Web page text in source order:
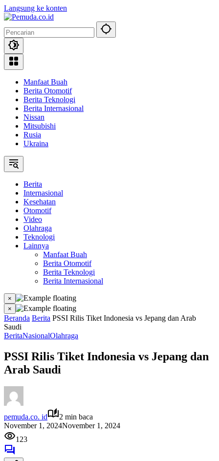
Langsung ke konten
Manfaat Buah
Berita Otomotif
Berita Teknologi
Berita Internasional
Nissan
Mitsubishi
Rusia
Ukraina
Berita
Internasional
Kesehatan
Otomotif
Video
Olahraga
Teknologi
Lainnya
Manfaat Buah
Berita Otomotif
Berita Teknologi
Berita Internasional
×
×
Beranda Berita PSSI Rilis Tiket Indonesia vs Jepang dan Arab
Saudi
BeritaNasionalOlahraga
PSSI Rilis Tiket Indonesia vs Jepang dan
Arab Saudi
pemuda.co. id
2 min baca
November 1, 2024November 1, 2024
123